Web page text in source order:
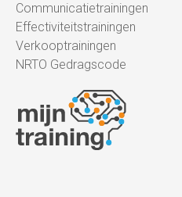
Communicatietrainingen
Effectiviteitstrainingen
Verkooptrainingen
NRTO Gedragscode